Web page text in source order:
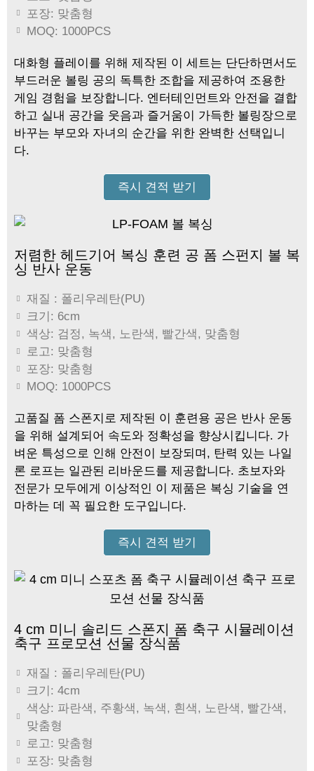
포장: 맞춤형
MOQ: 1000PCS
대화형 플레이를 위해 제작된 이 세트는 단단하면서도
부드러운 볼링 공의 독특한 조합을 제공하여 조용한
게임 경험을 보장합니다. 엔터테인먼트와 안전을 결합
하고 실내 공간을 웃음과 즐거움이 가득한 볼링장으로
바꾸는 부모와 자녀의 순간을 위한 완벽한 선택입니
다.
즉시 견적 받기
저렴한 헤드기어 복싱 훈련 공 폼 스펀지 볼 복
싱 반사 운동
재질 : 폴리우레탄(PU)
크기: 6cm
색상: 검정, 녹색, 노란색, 빨간색, 맞춤형
로고: 맞춤형
포장: 맞춤형
MOQ: 1000PCS
고품질 폼 스폰지로 제작된 이 훈련용 공은 반사 운동
을 위해 설계되어 속도와 정확성을 향상시킵니다. 가
벼운 특성으로 인해 안전이 보장되며, 탄력 있는 나일
론 로프는 일관된 리바운드를 제공합니다. 초보자와
전문가 모두에게 이상적인 이 제품은 복싱 기술을 연
마하는 데 꼭 필요한 도구입니다.
즉시 견적 받기
4 cm 미니 솔리드 스폰지 폼 축구 시뮬레이션
축구 프로모션 선물 장식품
재질 : 폴리우레탄(PU)
크기: 4cm
색상: 파란색, 주황색, 녹색, 흰색, 노란색, 빨간색,
맞춤형
로고: 맞춤형
포장: 맞춤형